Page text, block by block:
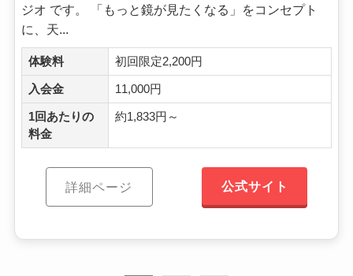
ジオ です。 「もっと鏡が見たくなる」をコンセプト
に、天...
体験料 初回限定2,200円
入会金 11,000円
1回あたりの
料金
約1,833円～
詳細ページ 公式サイト